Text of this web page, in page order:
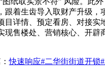
跟着生齿导入取财产升级，
目详情、预定看房、对接实
现售楼处、营销核心、开辟
：快速响应#二华街街道开锁